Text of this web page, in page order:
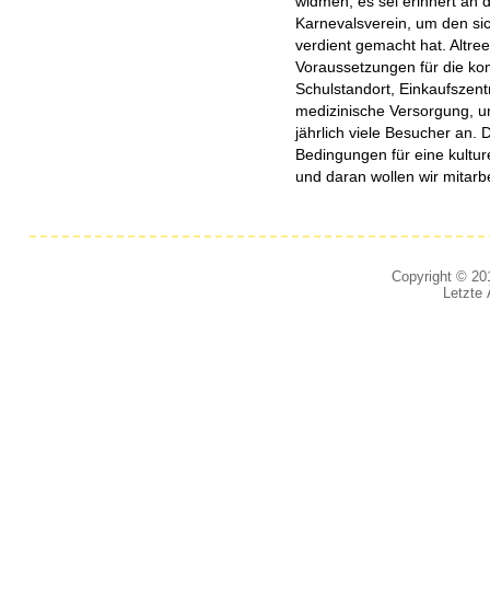
Karnevalsverein, um den
verdient gemacht hat.
Voraussetzungen für die
Schulstandort,
medizinische Versorgung,
jährlich viele Besucher an.
Bedingungen für eine
und daran wollen wir
Copyright ©
Letzte